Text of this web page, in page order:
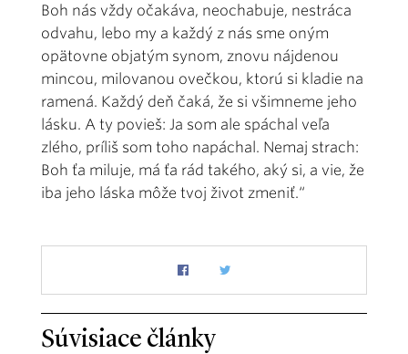
Boh nás vždy očakáva, neochabuje, nestráca
odvahu, lebo my a každý z nás sme oným
opätovne objatým synom, znovu nájdenou
mincou, milovanou ovečkou, ktorú si kladie na
ramená. Každý deň čaká, že si všimneme jeho
lásku. A ty povieš: Ja som ale spáchal veľa
zlého, príliš som toho napáchal. Nemaj strach:
Boh ťa miluje, má ťa rád takého, aký si, a vie, že
iba jeho láska môže tvoj život zmeniť.“
Súvisiace články